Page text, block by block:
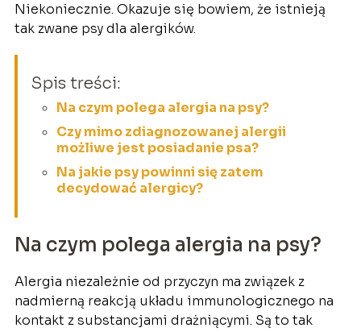
Niekoniecznie. Okazuje się bowiem, że istnieją
tak zwane psy dla alergików.
Spis treści:
Na czym polega alergia na psy?
Czy mimo zdiagnozowanej alergii
możliwe jest posiadanie psa?
Na jakie psy powinni się zatem
decydować alergicy?
Na czym polega alergia na psy?
Alergia niezależnie od przyczyn ma związek z
nadmierną reakcją układu immunologicznego na
kontakt z substancjami drażniącymi. Są to tak